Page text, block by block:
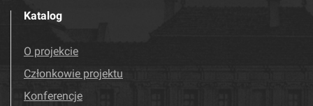
Katalog
O projekcie
Członkowie projektu
Konferencje